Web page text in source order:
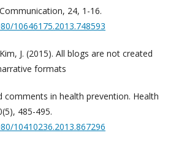
24, 1-16.
10646175.2013.748593
J. (2015). All blogs are not created
formats
comments in health prevention. Health
485-495.
10410236.2013.867296